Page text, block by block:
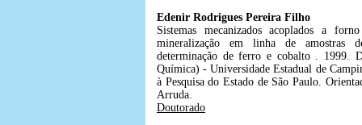
Edenir Rodrigues Pereira Filho
Sistemas mecanizados acoplados a
mineralização em linha de amostras
determinação de ferro e cobalto . 1999.
Química) - Universidade Estadual de
à Pesquisa do Estado de São Paulo.
Arruda.
Doutorado